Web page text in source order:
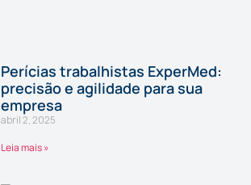
Perícias trabalhistas ExperMed:
precisão e agilidade para sua
empresa
abril 2, 2025
Leia mais »